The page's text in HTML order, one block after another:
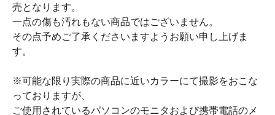
売となります。
一点の傷も汚れもない商品ではございません。
その点予めご了承くださいますようお願い申し上げま
す。
※可能な限り実際の商品に近いカラーにて撮影をおこな
っておりますが、
ご使用されているパソコンのモニタおよび携帯電話のメ